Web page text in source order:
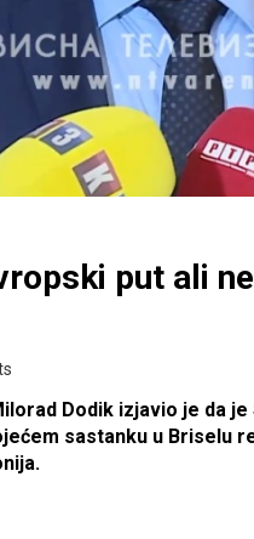
put ali
Dodik izjavio je da
sastanku u Briselu